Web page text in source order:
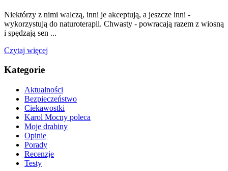
Niektórzy z nimi walczą, inni je akceptują, a jeszcze inni -
wykorzystują do naturoterapii. Chwasty - powracają razem z wiosną
i spędzają sen ...
Czytaj więcej
Kategorie
Aktualności
Bezpieczeństwo
Ciekawostki
Karol Mocny poleca
Moje drabiny
Opinie
Porady
Recenzje
Testy